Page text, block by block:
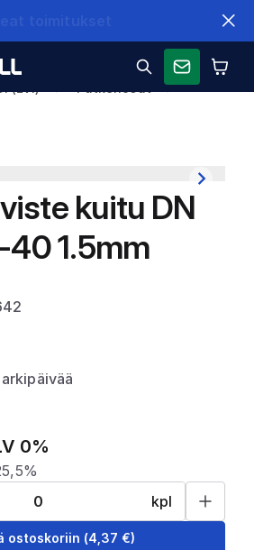
kuitu DN
40 1.5mm
0%
kpl
ostoskoriin (4,37 €)